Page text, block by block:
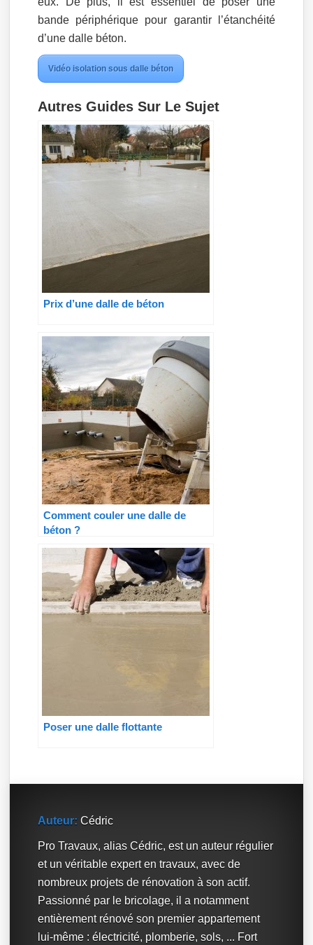
bande périphérique pour garantir l’étanchéité
d’une dalle béton.
Vidéo isolation sous dalle béton
Autres Guides Sur Le Sujet
Prix d’une dalle de béton
Comment couler une dalle de
béton ?
Poser une dalle flottante
Auteur: Cédric
Pro Travaux, alias Cédric, est un auteur régulier
et un véritable expert en travaux, avec de
nombreux projets de rénovation à son actif.
Passionné par le bricolage, il a notamment
entièrement rénové son premier appartement
lui-même : électricité, plomberie, sols, ... Fort